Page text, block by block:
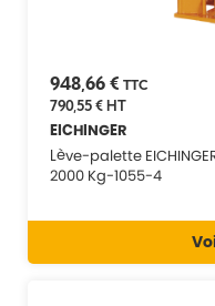
948,66 € TTC
790,55 €HT
EICHINGER
Lève-palette
2000 Kg-1055-4